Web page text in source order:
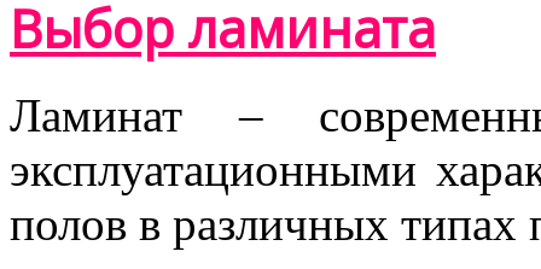
Выбор ламината
Ламинат –
эксплуатационными
полов в различных